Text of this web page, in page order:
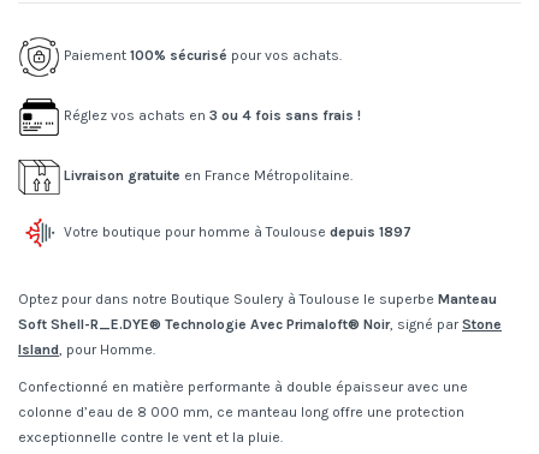
Paiement 100% sécurisé pour vos achats.
Réglez vos achats en 3 ou 4 fois sans frais !
Livraison gratuite en France Métropolitaine.
Votre boutique pour homme à Toulouse depuis 1897
Optez pour dans notre Boutique Soulery à Toulouse le superbe Manteau
Soft Shell-R_E.DYE® Technologie Avec Primaloft® Noir, signé parStone
Island, pour Homme.
Confectionné en matière performante à double épaisseur avec une
colonne d’eau de 8 000 mm, ce manteau long offre une protection
exceptionnelle contre le vent et la pluie.